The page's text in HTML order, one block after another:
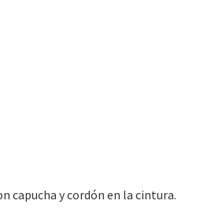
capucha y cordón en la cintura.